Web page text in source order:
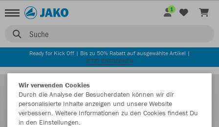
Suche
1
Ready for Kick Off | Bis zu 50% Rabatt auf ausgewählte Artikel |
JETZT ENTDECKEN
Wir verwenden Cookies
Durch die Analyse der Besucherdaten können wir dir
personalisierte Inhalte anzeigen und unsere Website
verbessern. Weitere Informationen zu den Cookies findest Du
in den Einstellungen.